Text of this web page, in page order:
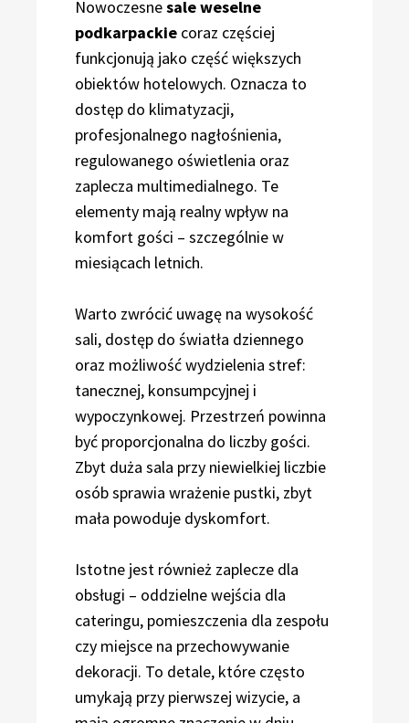
Nowoczesnesale weselne
podkarpackie coraz częściej
funkcjonują jako część większych
obiektów hotelowych. Oznacza to
dostęp do klimatyzacji,
profesjonalnego nagłośnienia,
regulowanego oświetlenia oraz
zaplecza multimedialnego. Te
elementy mają realny wpływ na
komfort gości – szczególnie w
miesiącach letnich.
Warto zwrócić uwagę na wysokość
sali, dostęp do światła dziennego
oraz możliwość wydzielenia stref:
tanecznej, konsumpcyjnej i
wypoczynkowej. Przestrzeń powinna
być proporcjonalna do liczby gości.
Zbyt duża sala przy niewielkiej liczbie
osób sprawia wrażenie pustki, zbyt
mała powoduje dyskomfort.
Istotne jest również zaplecze dla
obsługi – oddzielne wejścia dla
cateringu, pomieszczenia dla zespołu
czy miejsce na przechowywanie
dekoracji. To detale, które często
umykają przy pierwszej wizycie, a